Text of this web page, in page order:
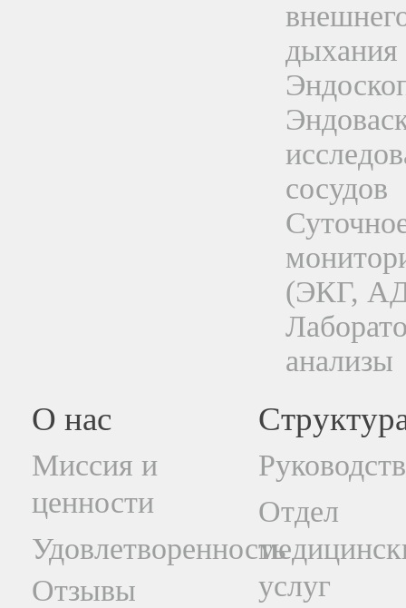
дыхания
сосудов
(ЭКГ,
анализы
О нас
Миссия и
ценности
Удовлетворенность
Отзывы
Отдел
услуг